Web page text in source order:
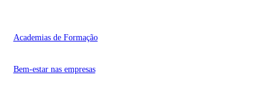
Academias de Formação
Bem-estar nas empresas